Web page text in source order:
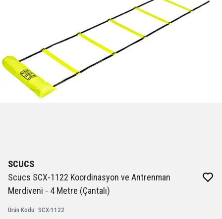
SCUCS
Scucs SCX-1122 Koordinasyon ve Antrenman
Merdiveni - 4 Metre (Çantalı)
Ürün Kodu: SCX-1122